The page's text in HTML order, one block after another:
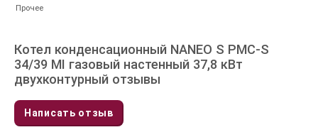
Прочее
Котел конденсационный NANEO S PMC-S
34/39 MI газовый настенный 37,8 кВт
двухконтурный отзывы
Написать отзыв